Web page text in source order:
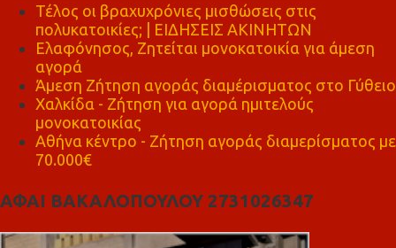
Τέλος οι βραχυχρόνιες μισθώσεις στις
πολυκατοικίες; | ΕΙΔΗΣΕΙΣ ΑΚΙΝΗΤΩΝ
Ελαφόνησος, Ζητείται μονοκατοικία για άμεση
αγορά
Άμεση Ζήτηση αγοράς διαμέρισματος στο Γύθειο
Χαλκίδα - Ζήτηση για αγορά ημιτελούς
μονοκατοικίας
Αθήνα κέντρο - Ζήτηση αγοράς διαμερίσματος με
70.000€
ΑΦΑΙ ΒΑΚΑΛΟΠΟΥΛΟΥ 2731026347